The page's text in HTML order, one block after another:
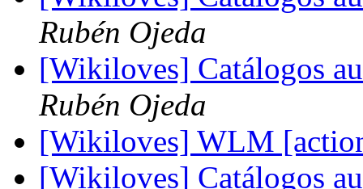
Rubén Ojeda
[Wikiloves] Catálogos
Rubén Ojeda
[Wikiloves] WLM
[Wikiloves] Catálogos